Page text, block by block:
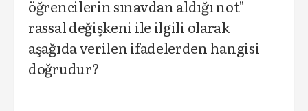
öğrencilerin sınavdan aldığı not"
rassal değişkeni ile ilgili olarak
aşağıda verilen ifadelerden hangisi
doğrudur?